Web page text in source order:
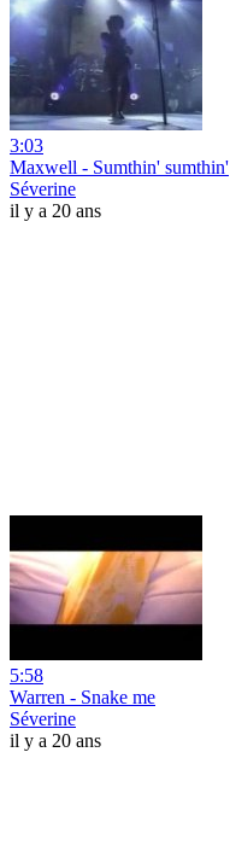
3:03
Maxwell - Sumthin' sumthin'
Séverine
il y a 20 ans
5:58
Warren - Snake me
Séverine
il y a 20 ans